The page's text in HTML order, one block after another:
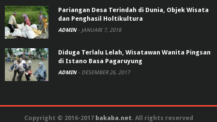
Pariangan Desa Terindah di Dunia, Objek Wisata
dan Penghasil Holtikultura
ADMIN - JANUARI 7, 2018
Diduga Terlalu Lelah, Wisatawan Wanita Pingsan
di Istano Basa Pagaruyung
ADMIN - DESEMBER 26, 2017
Copyright © 2016-2017 bakaba.net. All rights reserved